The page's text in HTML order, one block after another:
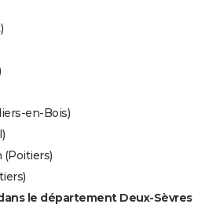
en-Bois)
(Poitiers)
le département Deux-Sèvres